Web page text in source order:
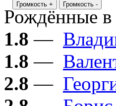
Громкость +
Громкость -
Рождённые в
1.8 —
1.8 —
2.8 —